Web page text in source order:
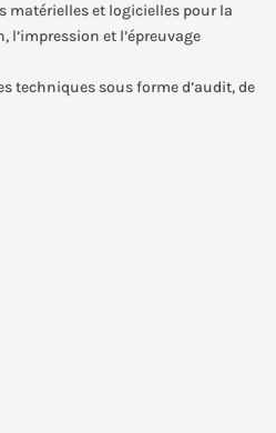
matérielles et logicielles pour la
et l’épreuvage
techniques sous forme d’audit, de